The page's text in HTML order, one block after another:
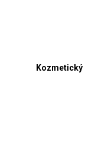
Kozmetický